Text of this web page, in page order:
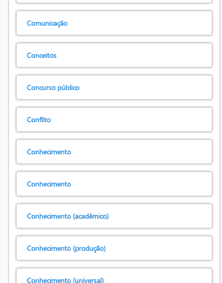
Comunicação
Conceitos
Concurso público
Conflito
Conhecimento
Conhecimento
Conhecimento (acadêmico)
Conhecimento (produção)
Conhecimento (universal)